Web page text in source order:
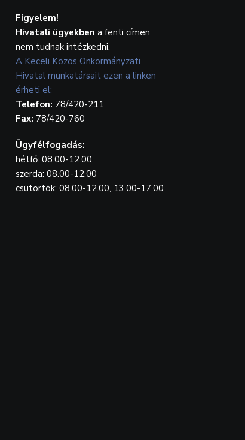
Figyelem!
Hivatali ügyekben a fenti címen
nem tudnak intézkedni.
A Keceli Közös Önkormányzati
Hivatal munkatársait ezen a linken
érheti el:
Telefon: 78/420-211
Fax: 78/420-760
Ügyfélfogadás:
hétfő: 08.00-12.00
szerda: 08.00-12.00
csütörtök: 08.00-12.00, 13.00-17.00